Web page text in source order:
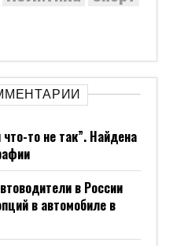
то не так”. Найдена
в России
в автомобиле в